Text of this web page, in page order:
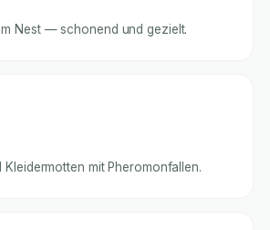
Nest — schonend und gezielt.
Kleidermotten mit Pheromonfallen.